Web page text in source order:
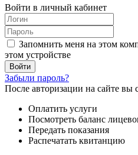
Войти в личный кабинет
Запомнить меня на этом
этом устройстве
Забыли пароль?
После авторизации на сайте вы
Оплатить услуги
Посмотреть баланс
Передать показания
Распечатать квитанцию